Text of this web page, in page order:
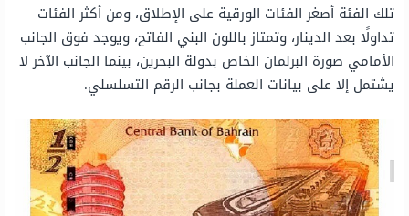
تلك الفئة أصغر الفئات الورقية على الإطلاق، ومن أكثر الفئات
تداولًا بعد الدينار، وتمتاز باللون البني الفاتح، ويوجد فوق الجانب
الأمامي صورة البرلمان الخاص بدولة البحرين، بينما الجانب الآخر لا
يشتمل إلا على بيانات العملة بجانب الرقم التسلسلي.